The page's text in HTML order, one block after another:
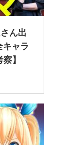
ん出
ャラ
】